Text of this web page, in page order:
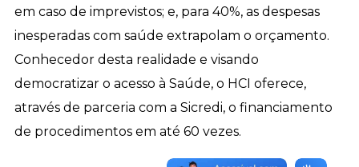
em caso de imprevistos; e, para 40%, as despesas
inesperadas com saúde extrapolam o orçamento.
Conhecedor desta realidade e visando
democratizar o acesso à Saúde, o HCI oferece,
através de parceria com a Sicredi, o financiamento
de procedimentos em até 60 vezes.